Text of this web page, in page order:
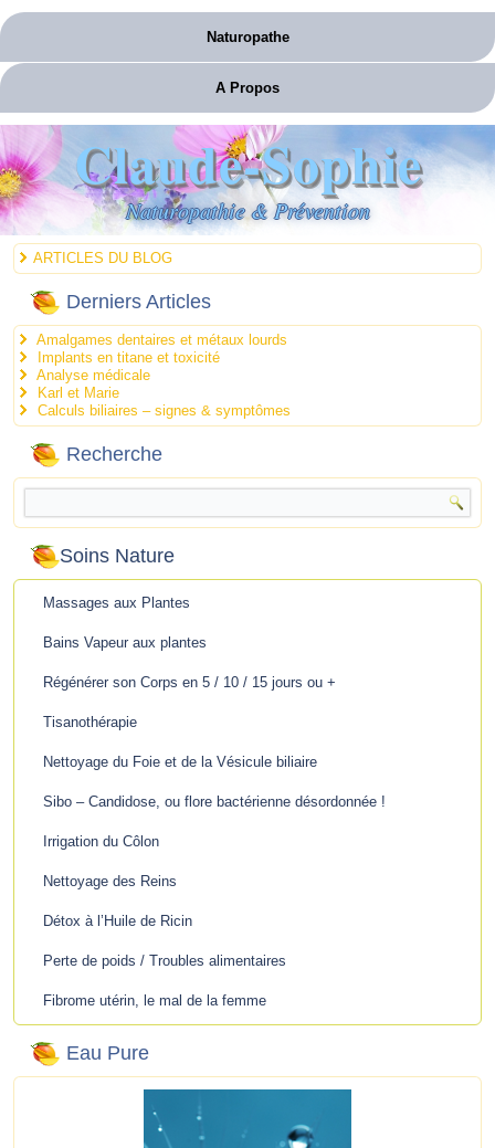
Naturopathe
A Propos
Claude-Sophie
Naturopathie & Prévention
ARTICLES DU BLOG
Derniers Articles
Amalgames dentaires et métaux lourds
Implants en titane et toxicité
Analyse médicale
Karl et Marie
Calculs biliaires – signes & symptômes
Recherche
Soins Nature
Massages aux Plantes
Bains Vapeur aux plantes
Régénérer son Corps en 5 / 10 / 15 jours ou +
Tisanothérapie
Nettoyage du Foie et de la Vésicule biliaire
Sibo – Candidose, ou flore bactérienne désordonnée !
Irrigation du Côlon
Nettoyage des Reins
Détox à l’Huile de Ricin
Perte de poids / Troubles alimentaires
Fibrome utérin, le mal de la femme
Eau Pure